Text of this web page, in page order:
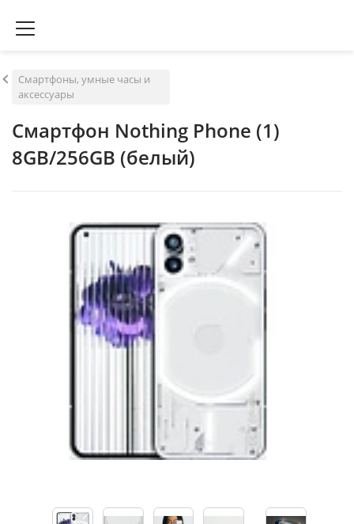
Смартфоны, умные часы и
аксессуары
Смартфон Nothing Phone (1)
8GB/256GB (белый)